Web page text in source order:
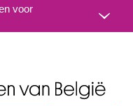
voor